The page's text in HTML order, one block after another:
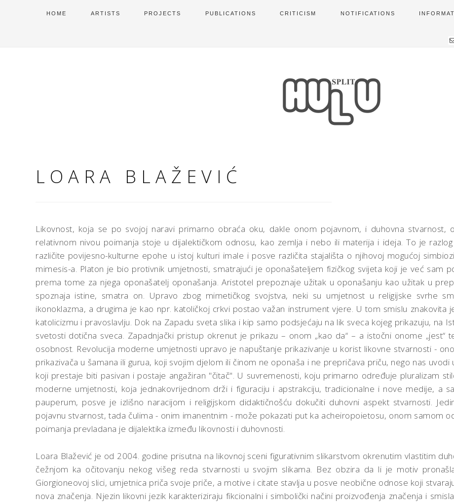
HOME ARTISTS PROJECTS PUBLICATIONS CRITICISM NOTIFICATIONS
LOARA BLAŽEVIĆ
Likovnost, koja se po svojoj naravi primarno obraća oku, dakle onom pojavnom, i duhovna stvarnost,
relativnom nivou poimanja stoje u dijalektičkom odnosu, kao zemlja i nebo ili materija i ideja. To je
različite povijesno-kulturne epohe u istoj kulturi imale i posve različita stajališta o njihovoj mogućoj
mimesis-a. Platon je bio protivnik umjetnosti, smatrajući je oponašateljem fizičkog svijeta koji je već sam
prema tome za njega oponašatelj oponašanja. Aristotel prepoznaje užitak u oponašanju kao užitak u
spoznaja istine, smatra on. Upravo zbog mimetičkog svojstva, neki su umjetnost u religijske svrhe
ikonoklazma, a drugima je kao npr. katoličkoj crkvi postao važan instrument vjere. U tom smislu znakovita
katolicizmu i pravoslavlju. Dok na Zapadu sveta slika i kip samo podsjećaju na lik sveca kojeg prikazuju, na
svetosti dotična sveca. Zapadnjački pristup okrenut je prikazu – onom „kao da“ – a istočni onome „jest“
osobnost. Revolucija moderne umjetnosti upravo je napuštanje prikazivanje u korist likovne stvarnosti -
prikazivača u šamana ili gurua, koji svojim djelom ili činom ne oponaša i ne prepričava priču, nego nas
koji prestaje biti pasivan i postaje angažiran "čitač". U suvremenosti, koju primarno određuje pluralizam
moderne umjetnosti, koja jednakovrijednom drži i figuraciju i apstrakciju, tradicionalne i nove medije, a
pauperum, posve je izlišno naracijom i religijskom didaktičnošću dokučiti duhovni aspekt stvarnosti.
pojavnu stvarnost, tada čulima - onim imanentnim - može pokazati put ka acheiropoietosu, onom samom
poimanja prevladana je dijalektika između likovnosti i duhovnosti.
Loara Blažević je od 2004. godine prisutna na likovnoj sceni figurativnim slikarstvom okrenutim vlastitim
čežnjom ka očitovanju nekog višeg reda stvarnosti u svojim slikama. Bez obzira da li je motiv
Giorgioneovoj slici, umjetnica priča svoje priče, a motive i citate stavlja u posve neobične odnose koji
nova značenja. Njezin likovni jezik karakteriziraju fikcionalni i simbolički načini proizvođenja značenja i